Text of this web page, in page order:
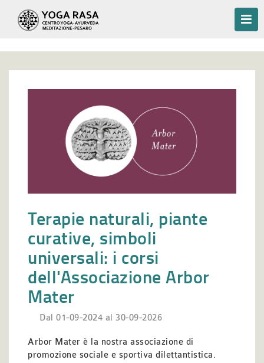
Terapie naturali, piante
curative, simboli
universali: i corsi
dell'Associazione Arbor
Mater
Dal 01-09-2024 al 30-09-2026
Arbor Mater è la nostra associazione di
promozione sociale e sportiva dilettantistica.